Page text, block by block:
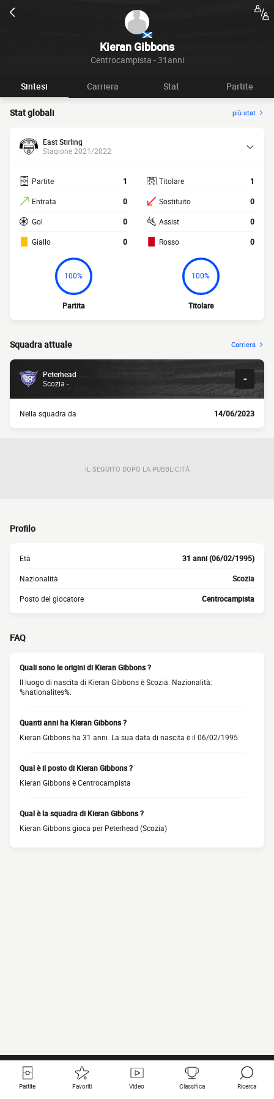
Kieran Gibbons
Centrocampista - 31anni
Sintesi Carriera Stat Partite
Stat globali più stat
East Stirling
Stagione 2021/2022
Partite 1
Entrata 0
Gol 0
Giallo 0
Titolare 1
Sostituito 0
Assist 0
Rosso 0
100%
Partita
100%
Titolare
Squadra attuale Carriera
Peterhead
Scozia -
-
Nella squadra da 14/06/2023
IL SEGUITO DOPO LA PUBBLICITÀ
Profilo
Età 31 anni (06/02/1995)
Nazionalità Scozia
Posto del giocatore Centrocampista
FAQ
Quali sono le origini di Kieran Gibbons ?
Il luogo di nascita di Kieran Gibbons è Scozia. Nazionalità:
%nationalites%.
Quanti anni ha Kieran Gibbons ?
Kieran Gibbons ha 31 anni. La sua data di nascita è il 06/02/1995.
Qual è il posto di Kieran Gibbons ?
Kieran Gibbons è Centrocampista
Qual è la squadra di Kieran Gibbons ?
Kieran Gibbons gioca per Peterhead (Scozia)
Partite Favoriti Video Classifica Ricerca